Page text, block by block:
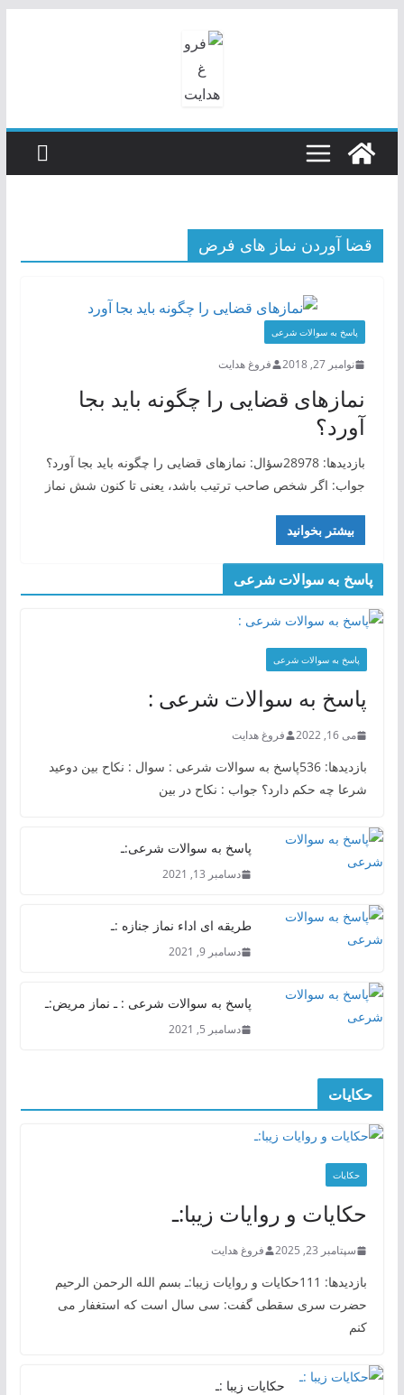
قضا آوردن نماز های فرض
پاسخ به سوالات شرعی
نوامبر 27, 2018 فروغ هدایت
نمازهای قضایی را چگونه باید بجا
آورد؟
بازدیدها: 28978سؤال: نمازهای قضایی را چگونه باید بجا آورد؟
جواب: اگر شخص صاحب ترتیب باشد، یعنی تا کنون شش نماز
بیشتر بخوانید
پاسخ به سوالات شرعی
پاسخ به سوالات شرعی
پاسخ به سوالات شرعی :
می 16, 2022 فروغ هدایت
بازدیدها: 536پاسخ به سوالات شرعی : سوال : نکاح بین دوعید
شرعا چه حکم دارد؟ جواب : نکاح در بین
پاسخ به سوالات شرعی:ـ
دسامبر 13, 2021
طریقه ای اداء نماز جنازه :ـ
دسامبر 9, 2021
پاسخ به سوالات شرعی : ـ نماز مریض:ـ
دسامبر 5, 2021
حکایات
حکایات
حکایات و روایات زیبا:ـ
سپتامبر 23, 2025 فروغ هدایت
بازدیدها: 111حکایات و روایات زیبا:ـ بسم الله الرحمن الرحیم
حضرت سری سقطی گفت: سی سال است که استغفار می
کنم
حکایات زیبا :ـ